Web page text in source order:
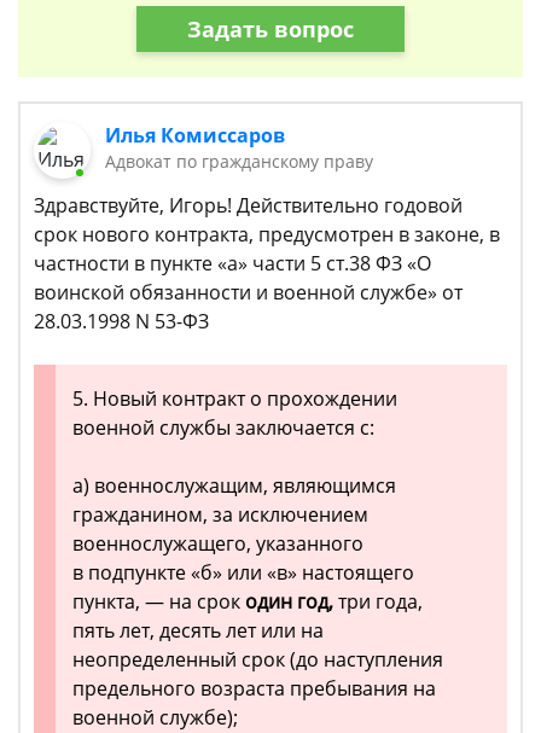
Задать вопрос
Илья Комиссаров
Адвокат по гражданскому праву
Здравствуйте, Игорь! Действительно годовой
срок нового контракта, предусмотрен в законе, в
частности в пункте «а» части 5 ст.38 ФЗ «О
воинской обязанности и военной службе» от
28.03.1998 N 53-ФЗ
5. Новый контракт о прохождении
военной службы заключается с:
а) военнослужащим, являющимся
гражданином, за исключением
военнослужащего, указанного
в подпункте «б» или «в» настоящего
пункта, — на срок один год,три года,
пять лет, десять лет или на
неопределенный срок (до наступления
предельного возраста пребывания на
военной службе);